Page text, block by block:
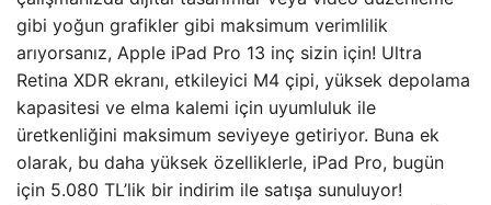
gibi yoğun grafikler gibi maksimum verimlilik
arıyorsanız, Apple iPad Pro 13 inç sizin için! Ultra
Retina XDR ekranı, etkileyici M4 çipi, yüksek depolama
kapasitesi ve elma kalemi için uyumluluk ile
üretkenliğini maksimum seviyeye getiriyor. Buna ek
olarak, bu daha yüksek özelliklerle, iPad Pro, bugün
için 5.080 TL’lik bir indirim ile satışa sunuluyor!